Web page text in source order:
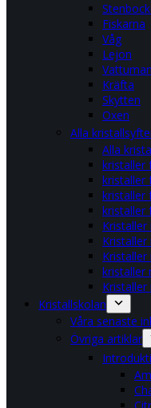
Fiskarna
Våg
Lejon
Vattuman
Kräfta
Skytten
Oxen
Alla
Alla
kristaller
kristaller
kristaller
kristaller
kristaller
Kristallskolan
Våra senaste
Övriga artiklar